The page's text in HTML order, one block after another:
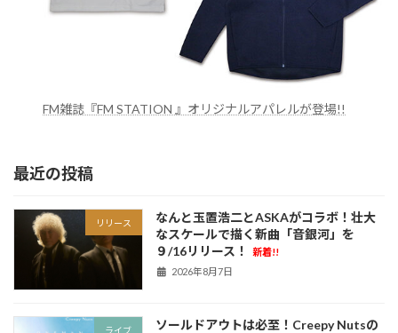
FM雑誌『FM STATION 』オリジナルアパレルが登場!!
最近の投稿
リリース
なんと玉置浩二とASKAがコラボ！壮大
なスケールで描く新曲「音銀河」を
９/16リリース！
新着!!
2026年8月7日
ライブ
ソールドアウトは必至！Creepy Nutsの